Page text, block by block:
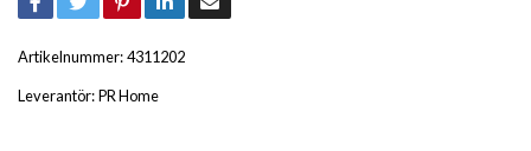
Artikelnummer:4311202
Leverantör:PR Home